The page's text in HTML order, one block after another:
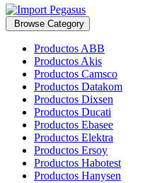
Browse Category
Productos ABB
Productos Akis
Productos Camsco
Productos Datakom
Productos Dixsen
Productos Ducati
Productos Ebasee
Productos Elektra
Productos Ersoy
Productos Habotest
Productos Hanysen